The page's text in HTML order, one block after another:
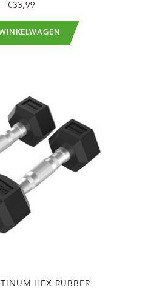
€33,99
HEX RUBBER